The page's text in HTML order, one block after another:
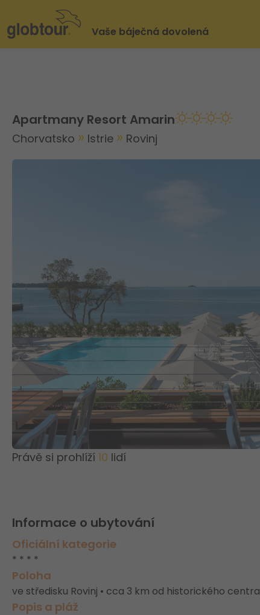
Vaše báječná dovolená
Apartmany Resort Amarin
Chorvatsko Istrie Rovinj
Právě si prohlíží 10 lidí
Informace o ubytování
Oficiální kategorie
* * * *
Poloha
ve středisku Rovinj • cca 3 km od historického centra
Popis a pláž